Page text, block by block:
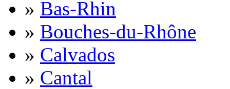
» Bas-Rhin
» Bouches-du-Rhône
» Calvados
» Cantal